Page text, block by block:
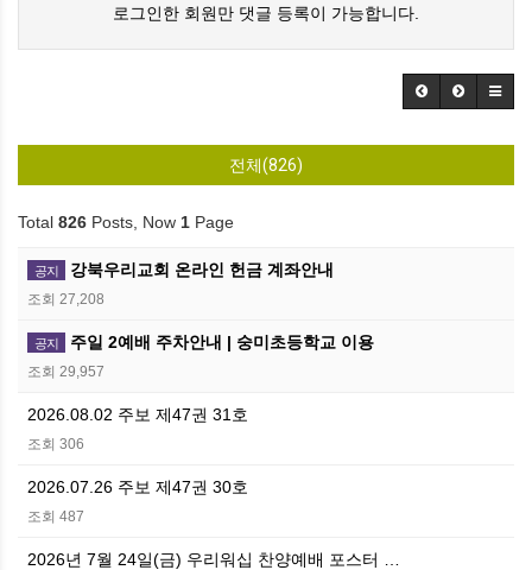
로그인한 회원만 댓글 등록이 가능합니다.
전체(826)
Total 826 Posts, Now 1 Page
공지 강북우리교회 온라인 헌금 계좌안내
조회 27,208
공지 주일 2예배 주차안내 | 숭미초등학교 이용
조회 29,957
2026.08.02 주보 제47권 31호
조회 306
2026.07.26 주보 제47권 30호
조회 487
2026년 7월 24일(금) 우리워십 찬양예배 포스터 …